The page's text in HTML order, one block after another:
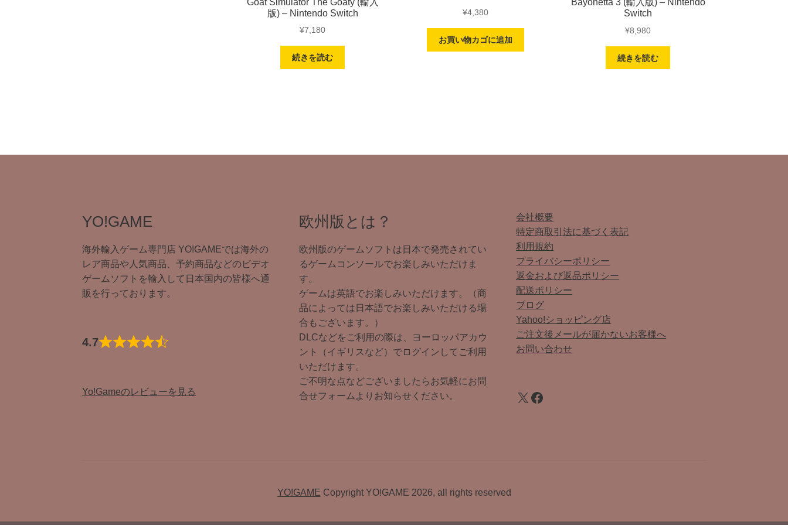
版) – Nintendo Switch
¥7,180
続きを読む
¥4,380
お買い物カゴに追加
Bayonetta 3 (輸入版) – Nintendo
Switch
¥8,980
続きを読む
YO!GAME
海外輸入ゲーム専門店 YO!GAMEでは海外の
レア商品や人気商品、予約商品などのビデオ
ゲームソフトを輸入して日本国内の皆様へ通
販を行っております。
4.7
Yo!Gameのレビューを見る
欧州版とは？
欧州版のゲームソフトは日本で発売されてい
るゲームコンソールでお楽しみいただけま
す。
ゲームは英語でお楽しみいただけます。（商
品によっては日本語でお楽しみいただける場
合もございます。）
DLCなどをご利用の際は、ヨーロッパアカウ
ント（イギリスなど）でログインしてご利用
いただけます。
ご不明な点などございましたらお気軽にお問
合せフォームよりお知らせください。
会社概要
特定商取引法に基づく表記
利用規約
プライバシーポリシー
返金および返品ポリシー
配送ポリシー
ブログ
Yahoo!ショッピング店
ご注文後メールが届かないお客様へ
お問い合わせ
X Facebook
YO!GAME Copyright YO!GAME 2026, all rights reserved